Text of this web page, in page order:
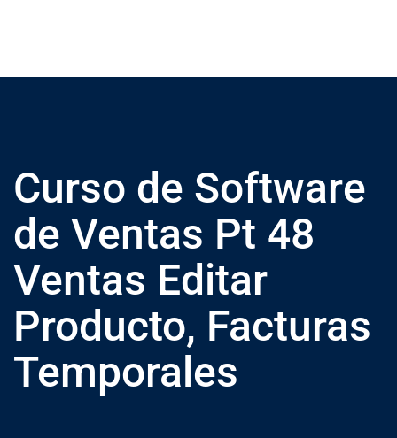
Curso de Software
de Ventas Pt 48
Ventas Editar
Producto, Facturas
Temporales